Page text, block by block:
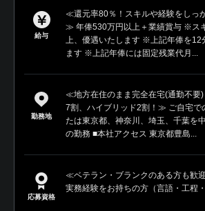
給与
≪還元率80％！スキルや経験をしっ
≫ 年俸530万円以上＋業績賞与 ※ス
上、優遇いたします ※上記年俸を12
ます ※上記年俸には固定残業代月...
勤務地
≪地方在住のまま完全在宅(通勤不要)
7割、ハイブリッド2割！≫ ご自宅で
たは東京都、神奈川、埼玉、千葉を
の勤務 ■本社アクセス 東京都豊島...
応募資格
≪ベテラン・ブランクのある方も歓
実務経験をお持ちの方（言語・工程・